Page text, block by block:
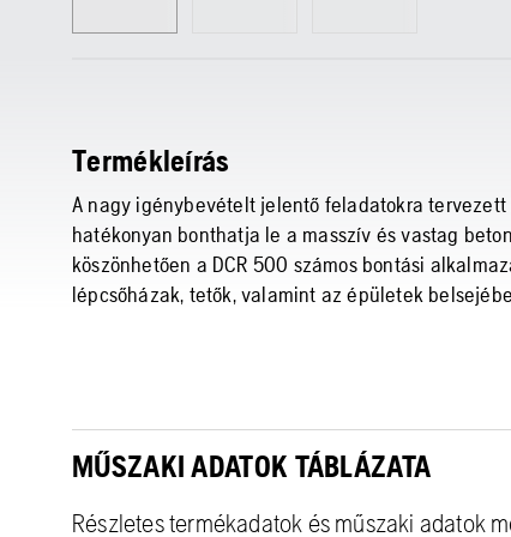
Termékleírás
A nagy igénybevételt jelentő feladatokra tervezett
hatékonyan bonthatja le a masszív és vastag
köszönhetően a DCR 500 számos bontási
lépcsőházak, tetők, valamint az épületek
MŰSZAKI ADATOK TÁBLÁZATA
Részletes termékadatok és műszaki adatok